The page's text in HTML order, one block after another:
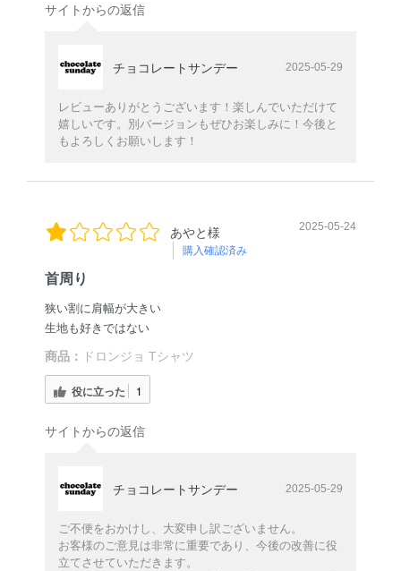
サイトからの返信
チョコレートサンデー 2025-05-29
レビューありがとうございます！楽しんでいただけて
嬉しいです。別バージョンもぜひお楽しみに！今後と
もよろしくお願いします！
あやと様
購入確認済み
2025-05-24
首周り
狭い割に肩幅が大きい
生地も好きではない
商品： ドロンジョ Tシャツ
役に立った 1
サイトからの返信
チョコレートサンデー 2025-05-29
ご不便をおかけし、大変申し訳ございません。
お客様のご意見は非常に重要であり、今後の改善に役
立てさせていただきます。